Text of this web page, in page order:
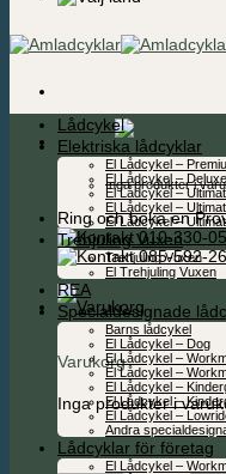
0,00kr
Inga produkter i
Ring och boka en
010-330-
085-592-
Varukorg
Inga produkter i
Lådcykel
Elektriska lådcyklar
El Lådcykel –
El Lådcykel – Deluxe
El Lådcykel –
El Lådcykel –
El Lådcykel –
Trehjuling Vuxen
Trehjuling Vuxen
El Trehjuling Vuxen
REA
Specialdesignade
Barns lådcykel
El Lådcykel – Dog
El Lådcykel –
El Lådcykel –
El Lådcykel –
El Lådcykel –
El Lådcykel –
Andra
Lådcyklar för företag
El Lådcykel –